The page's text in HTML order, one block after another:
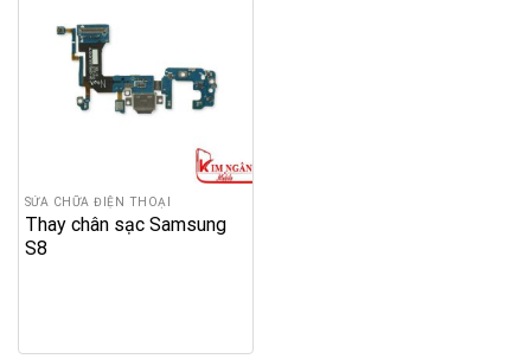
SỬA CHỮA ĐIỆN THOẠI
Thay chân sạc Samsung
S8